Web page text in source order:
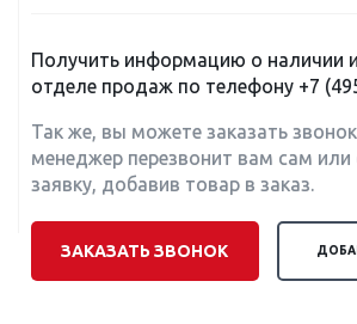
Получить информацию о наличии
отделе продаж по телефону +7
Так же, вы можете заказать
менеджер перезвонит вам сам или
заявку, добавив товар в заказ.
ЗАКАЗАТЬ ЗВОНОК